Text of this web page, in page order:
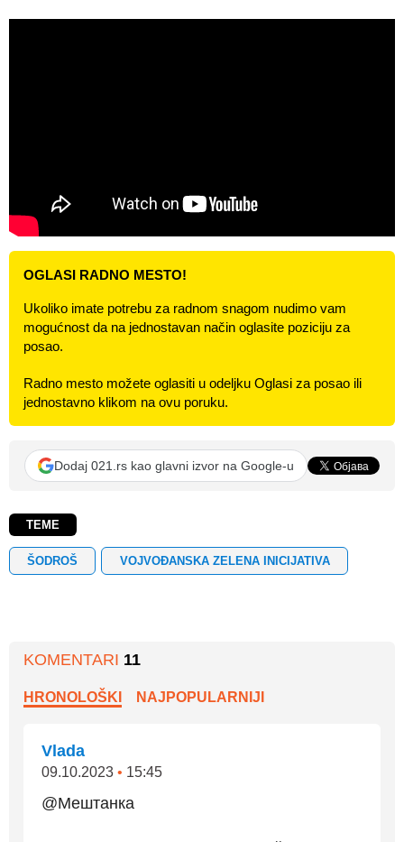
OGLASI RADNO MESTO!
Ukoliko imate potrebu za radnom snagom nudimo vam
mogućnost da na jednostavan način oglasite poziciju za
posao.
Radno mesto možete oglasiti u odeljku Oglasi za posao ili
jednostavno klikom na ovu poruku.
Dodaj 021.rs kao glavni izvor na Google-u
TEME
ŠODROŠ VOJVOĐANSKA ZELENA INICIJATIVA
KOMENTARI 11
HRONOLOŠKI NAJPOPULARNIJI
Vlada
09.10.2023 • 15:45
@Мештанка